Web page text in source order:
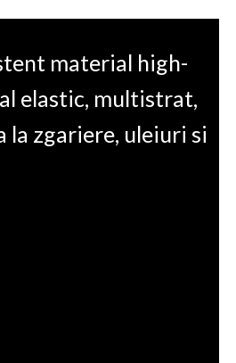
material high-
elastic, multistrat,
la zgariere, uleiuri si